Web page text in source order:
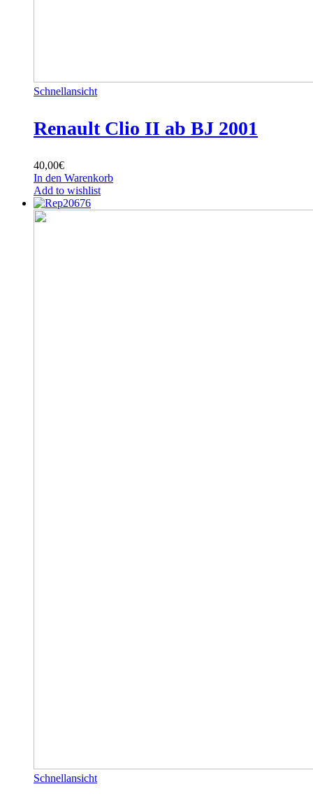
Schnellansicht
Renault Clio II ab BJ 2001
40,00€
In den Warenkorb
Add to wishlist
Schnellansicht